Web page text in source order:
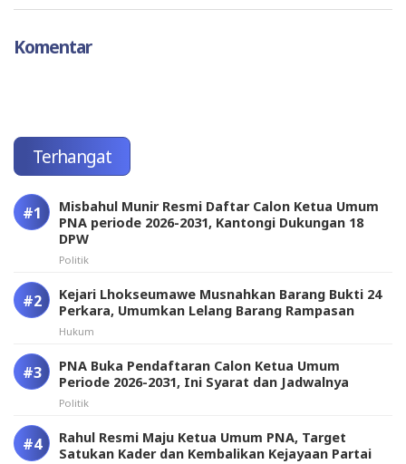
Komentar
Terhangat
Misbahul Munir Resmi Daftar Calon Ketua Umum
PNA periode 2026-2031, Kantongi Dukungan 18
DPW
Politik
Kejari Lhokseumawe Musnahkan Barang Bukti 24
Perkara, Umumkan Lelang Barang Rampasan
Hukum
PNA Buka Pendaftaran Calon Ketua Umum
Periode 2026-2031, Ini Syarat dan Jadwalnya
Politik
Rahul Resmi Maju Ketua Umum PNA, Target
Satukan Kader dan Kembalikan Kejayaan Partai